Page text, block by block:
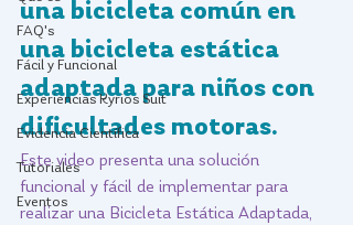
FAQ's
Fácil y Funcional
Experiencias Kyrios Suit
Evidencia Científica
Tutoriales
Eventos
una bicicleta común en
una bicicleta estática
adaptada para niños con
dificultades motoras.
Este video presenta una solución
funcional y fácil de implementar para
realizar una Bicicleta Estática Adaptada,